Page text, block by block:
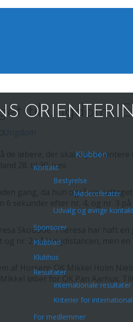
Klubben
Kontakt
Bestyrelse
Mødereferater
Udvalg og øvrige
Sponsorer
Klubblad
Klubhus
Resultater
Internationale resultater
Kriterier for
For medlemmer
til ungdoms
de løbere, der skal
28. til 30. juni.
gang, da hun også var
6 sekunder efter nr. 4, og nr. 3
Skouboe. Theresa har haft
og nr. 2 på langdistancen, men
af Horsens OK Mikkel Holm
løber for OK Pan Aarhus.